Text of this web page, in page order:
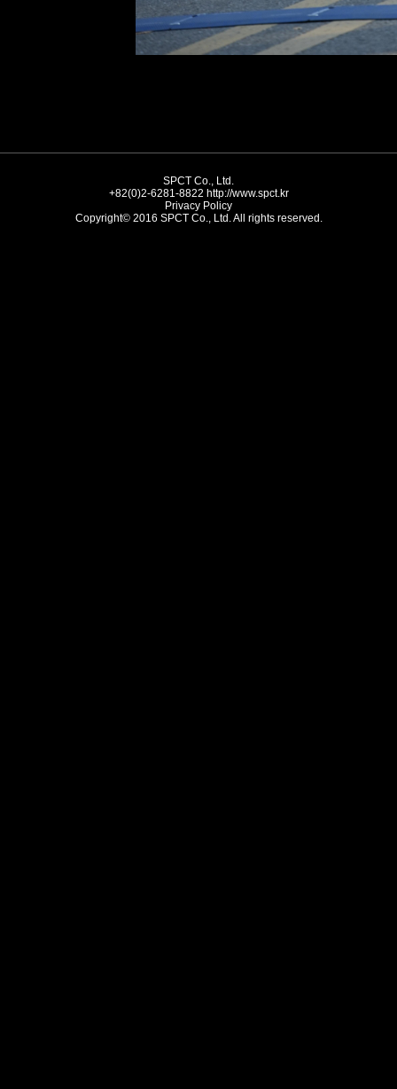
SPCT Co., Ltd.
+82(0)2-6281-8822 http://www.spct.kr
Privacy Policy
Copyright© 2016 SPCT Co., Ltd. All rights reserved.